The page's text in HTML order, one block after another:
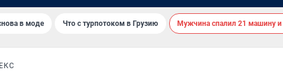
в моде Что с турпотоком в Грузию Мужчина спалил 21 машину